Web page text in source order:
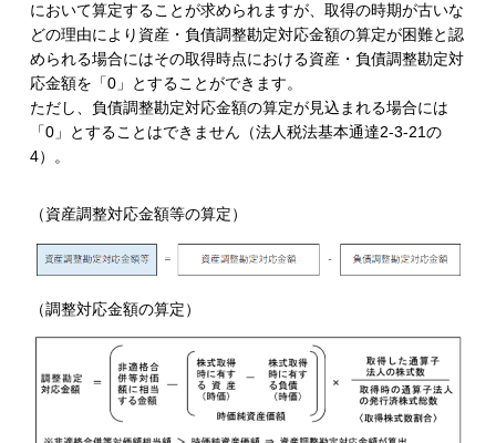
において算定することが求められますが、取得の時期が古いな
どの理由により資産・負債調整勘定対応金額の算定が困難と認
められる場合にはその取得時点における資産・負債調整勘定対
応金額を「0」とすることができます。
ただし、負債調整勘定対応金額の算定が見込まれる場合には
「0」とすることはできません（法人税法基本通達2-3-21の
4）。
（資産調整対応金額等の算定）
（調整対応金額の算定）